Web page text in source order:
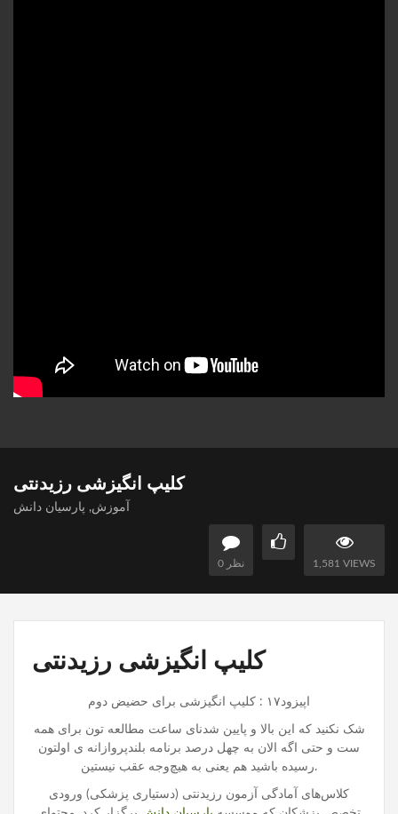
کلیپ انگیزشی رزیدنتی
آموزش, پارسیان دانش
1,581 VIEWS 0 نظر
کلیپ انگیزشی رزیدنتی
اپیزود۱۷ : کلیپ انگیزشی برای حضیض دوم
شک نکنید که این بالا و پایین شدنای ساعت مطالعه تون برای همه
ست و حتی اگه الان به چهل درصد برنامه بلندپروازانه ی اولتون
رسیده باشید هم یعنی به‌ هیچ‌وجه عقب نیستین.
کلاس‌های آمادگی آزمون رزیدنتی (دستیاری پزشکی) ورودی